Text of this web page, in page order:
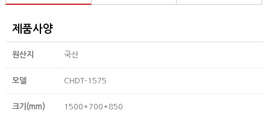
제품사양
원산지 국산
모델 CHDT-1575
크기(mm) 1500*700*850